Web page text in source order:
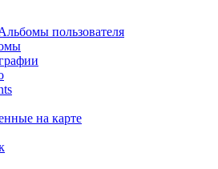
пользователя
на карте